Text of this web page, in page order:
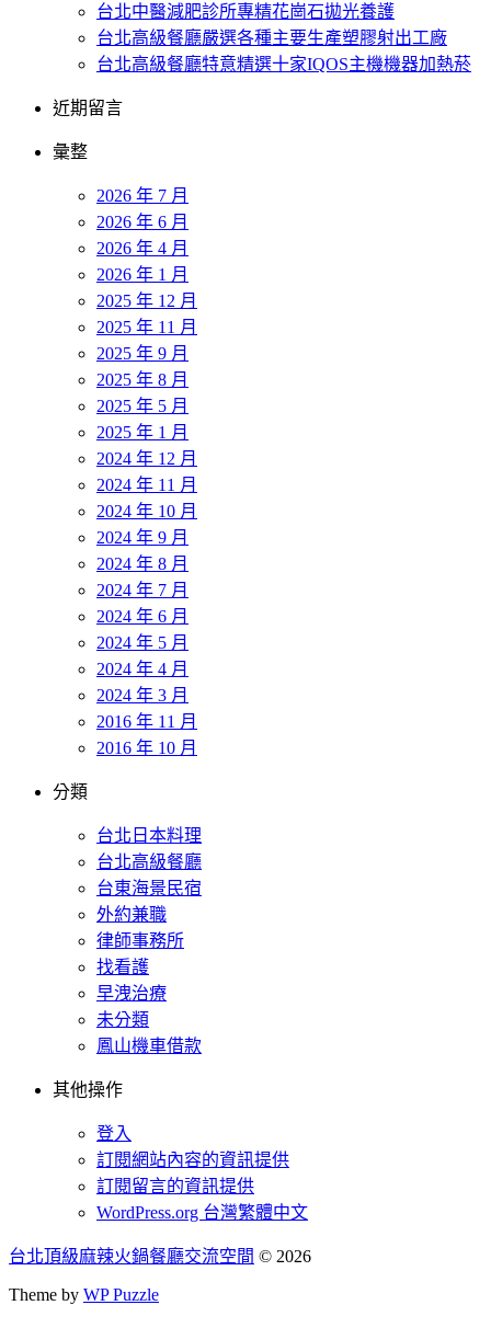
台北中醫減肥診所專精花崗石拋光養護
台北高級餐廳嚴選各種主要生產塑膠射出工廠
台北高級餐廳特意精選十家IQOS主機機器加熱菸
近期留言
彙整
2026 年 7 月
2026 年 6 月
2026 年 4 月
2026 年 1 月
2025 年 12 月
2025 年 11 月
2025 年 9 月
2025 年 8 月
2025 年 5 月
2025 年 1 月
2024 年 12 月
2024 年 11 月
2024 年 10 月
2024 年 9 月
2024 年 8 月
2024 年 7 月
2024 年 6 月
2024 年 5 月
2024 年 4 月
2024 年 3 月
2016 年 11 月
2016 年 10 月
分類
台北日本料理
台北高級餐廳
台東海景民宿
外約兼職
律師事務所
找看護
早洩治療
未分類
鳳山機車借款
其他操作
登入
訂閱網站內容的資訊提供
訂閱留言的資訊提供
WordPress.org 台灣繁體中文
台北頂級麻辣火鍋餐廳交流空間 © 2026
Theme by WP Puzzle